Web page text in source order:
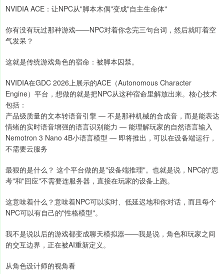
NVIDIA ACE：让NPC从"脚本木偶"变成"自主生命体"
你有没有玩过那种游戏——NPC对着你念完三句台词，然后就盯着空
气发呆？
这就是传统游戏角色的宿命：被脚本囚禁。
NVIDIA在GDC 2026上展示的ACE（Autonomous Character
Engine）平台，想做的就是把NPC从这种宿命里解放出来。核心技术
包括：
产品级质量的文本转语音引擎 — 不是那种机械的合成音，而是能表达
情绪的实时语音增强的语言识别能力 — 能理解玩家的自然语言输入
Nemotron 3 Nano 4B小语言模型 — 即将推出，可以在设备端运行，
不需要云服务
最狠的是什么？ 这个平台做的是"设备端推理"。也就是说，NPC的"思
考"和"回应"不需要连服务器，直接在玩家的设备上跑。
这意味着什么？意味着NPC可以实时、低延迟地和你对话，而且每个
NPC可以有自己的"性格模型"。
我不是说以后的游戏都变成聊天模拟器——我是说，角色和玩家之间
的交互边界，正在被AI重新定义。
从角色设计师的视角看